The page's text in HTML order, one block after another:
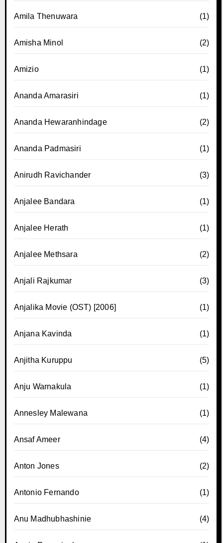
Amila Thenuwara (1)
Amisha Minol (2)
Amizio (1)
Ananda Amarasiri (1)
Ananda Hewaranhindage (2)
Ananda Padmasiri (1)
Anirudh Ravichander (3)
Anjalee Bandara (1)
Anjalee Herath (1)
Anjalee Methsara (2)
Anjali Rajkumar (3)
Anjalika Movie (OST) [2006] (1)
Anjana Kavinda (1)
Anjitha Kuruppu (5)
Anju Warnakula (1)
Annesley Malewana (1)
Ansaf Ameer (4)
Anton Jones (2)
Antonio Fernando (1)
Anu Madhubhashinie (4)